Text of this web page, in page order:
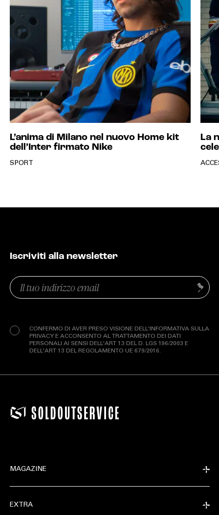
L’anima di Milano nel nuovo Home kit
dell’Inter firmato Nike
SPORT
La
Iscriviti alla newsletter
Email
(Obbligatorio)
CONFERMO DI AVER PRESO VISIONE DELL'INFORMATIVA SULLA
PRIVACY E ACCONSENTO AL TRATTAMENTO DEI DATI
PERSONALI AI SENSI DELL'ART 13 DEL D. LGS 196/2003 E
DELL'ART 13 DEL REGOLAMENTO UE 679/2016.
Invia
MAGAZINE
EXTRA